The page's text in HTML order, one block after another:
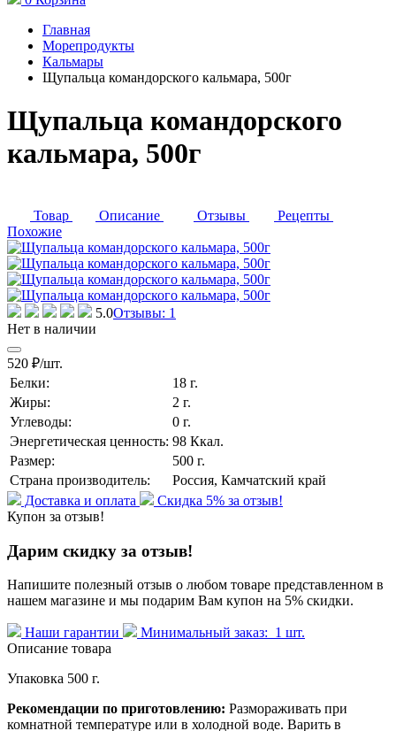
Главная
Морепродукты
Кальмары
Щупальца командорского кальмара, 500г
Щупальца командорского
кальмара, 500г
Товар Описание Отзывы
Рецепты
Похожие
5.0Отзывы: 1
Нет в наличии
520 ₽/шт.
Белки:
18 г.
Жиры:
2 г.
Углеводы:
0 г.
Энергетическая ценность: 98 Ккал.
Размер:
500 г.
Страна производитель:
Россия, Камчатский край
Доставка и оплата
Скидка 5% за отзыв!
Купон за отзыв!
Дарим скидку за отзыв!
Напишите полезный отзыв о любом товаре представленном в
нашем магазине и мы подарим Вам купон на 5% скидки.
Наши гарантии
Минимальный заказ: 1 шт.
Описание товара
Упаковка 500 г.
Рекомендации по приготовлению: Размораживать при
комнатной температуре или в холодной воде. Варить в